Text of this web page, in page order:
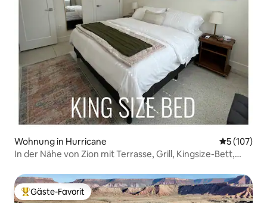
Wohnung in Hurricane
5 (107)
In der Nähe von Zion mit Terrasse, Grill, Kingsize-Bett,
Beliebter Gäste-Favorit.
Gäste-Favorit